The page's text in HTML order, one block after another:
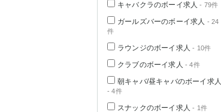
キャバクラのボーイ求人 - 79件
ガールズバーのボーイ求人 - 24
件
ラウンジのボーイ求人 - 10件
クラブのボーイ求人 - 4件
朝キャバ/昼キャバのボーイ求人
- 4件
スナックのボーイ求人 - 1件